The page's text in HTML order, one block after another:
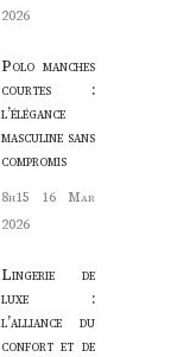
2026
Polo manches
courtes :
l’élégance
masculine sans
compromis
8h15
16 Mar
2026
Lingerie de
luxe :
l’alliance du
confort et de